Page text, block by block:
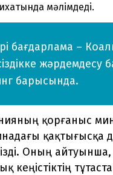
мәлімдеді.
бағдарлама –
барысында.
қорғаныс
қақтығысқа
Оның
кеңістіктің